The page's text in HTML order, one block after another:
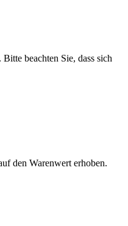
beachten Sie, dass sich
den Warenwert erhoben.